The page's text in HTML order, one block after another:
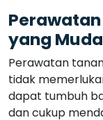
yang
Perawatan
tidak
dapat tumbuh
dan cukup